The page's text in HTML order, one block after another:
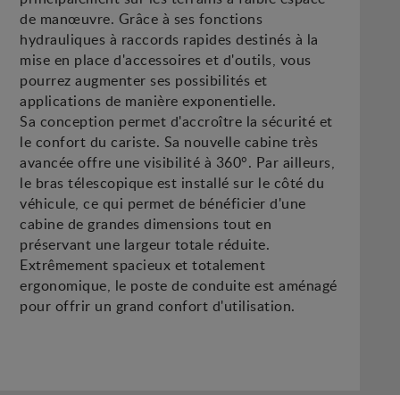
de manœuvre. Grâce à ses fonctions
hydrauliques à raccords rapides destinés à la
mise en place d'accessoires et d'outils, vous
pourrez augmenter ses possibilités et
applications de manière exponentielle.
Sa conception permet d'accroître la sécurité et
le confort du cariste. Sa nouvelle cabine très
avancée offre une visibilité à 360°. Par ailleurs,
le bras télescopique est installé sur le côté du
véhicule, ce qui permet de bénéficier d'une
cabine de grandes dimensions tout en
préservant une largeur totale réduite.
Extrêmement spacieux et totalement
ergonomique, le poste de conduite est aménagé
pour offrir un grand confort d'utilisation.